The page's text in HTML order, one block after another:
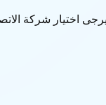
يرجى اختيار شركة